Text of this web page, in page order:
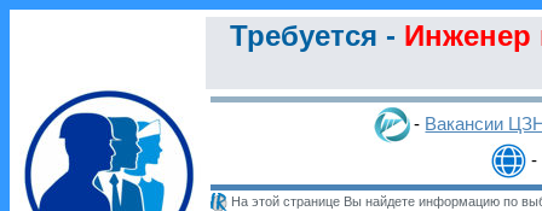
Требуется - Инженер
- Вакансии
-
На этой странице Вы найдете информацию по